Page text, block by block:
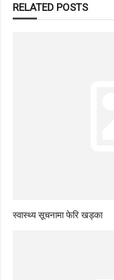
RELATED POSTS
स्वास्थ्य सूचनामा फेरि खड्का